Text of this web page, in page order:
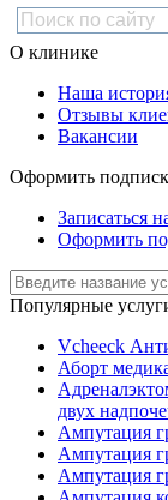
О клинике
Наша
Отзывы
Вакансии
Оформить
Записаться
Оформить
Популярные
Vcheeck
Аборт
двух
Ампутация
Ампутация
Ампутация